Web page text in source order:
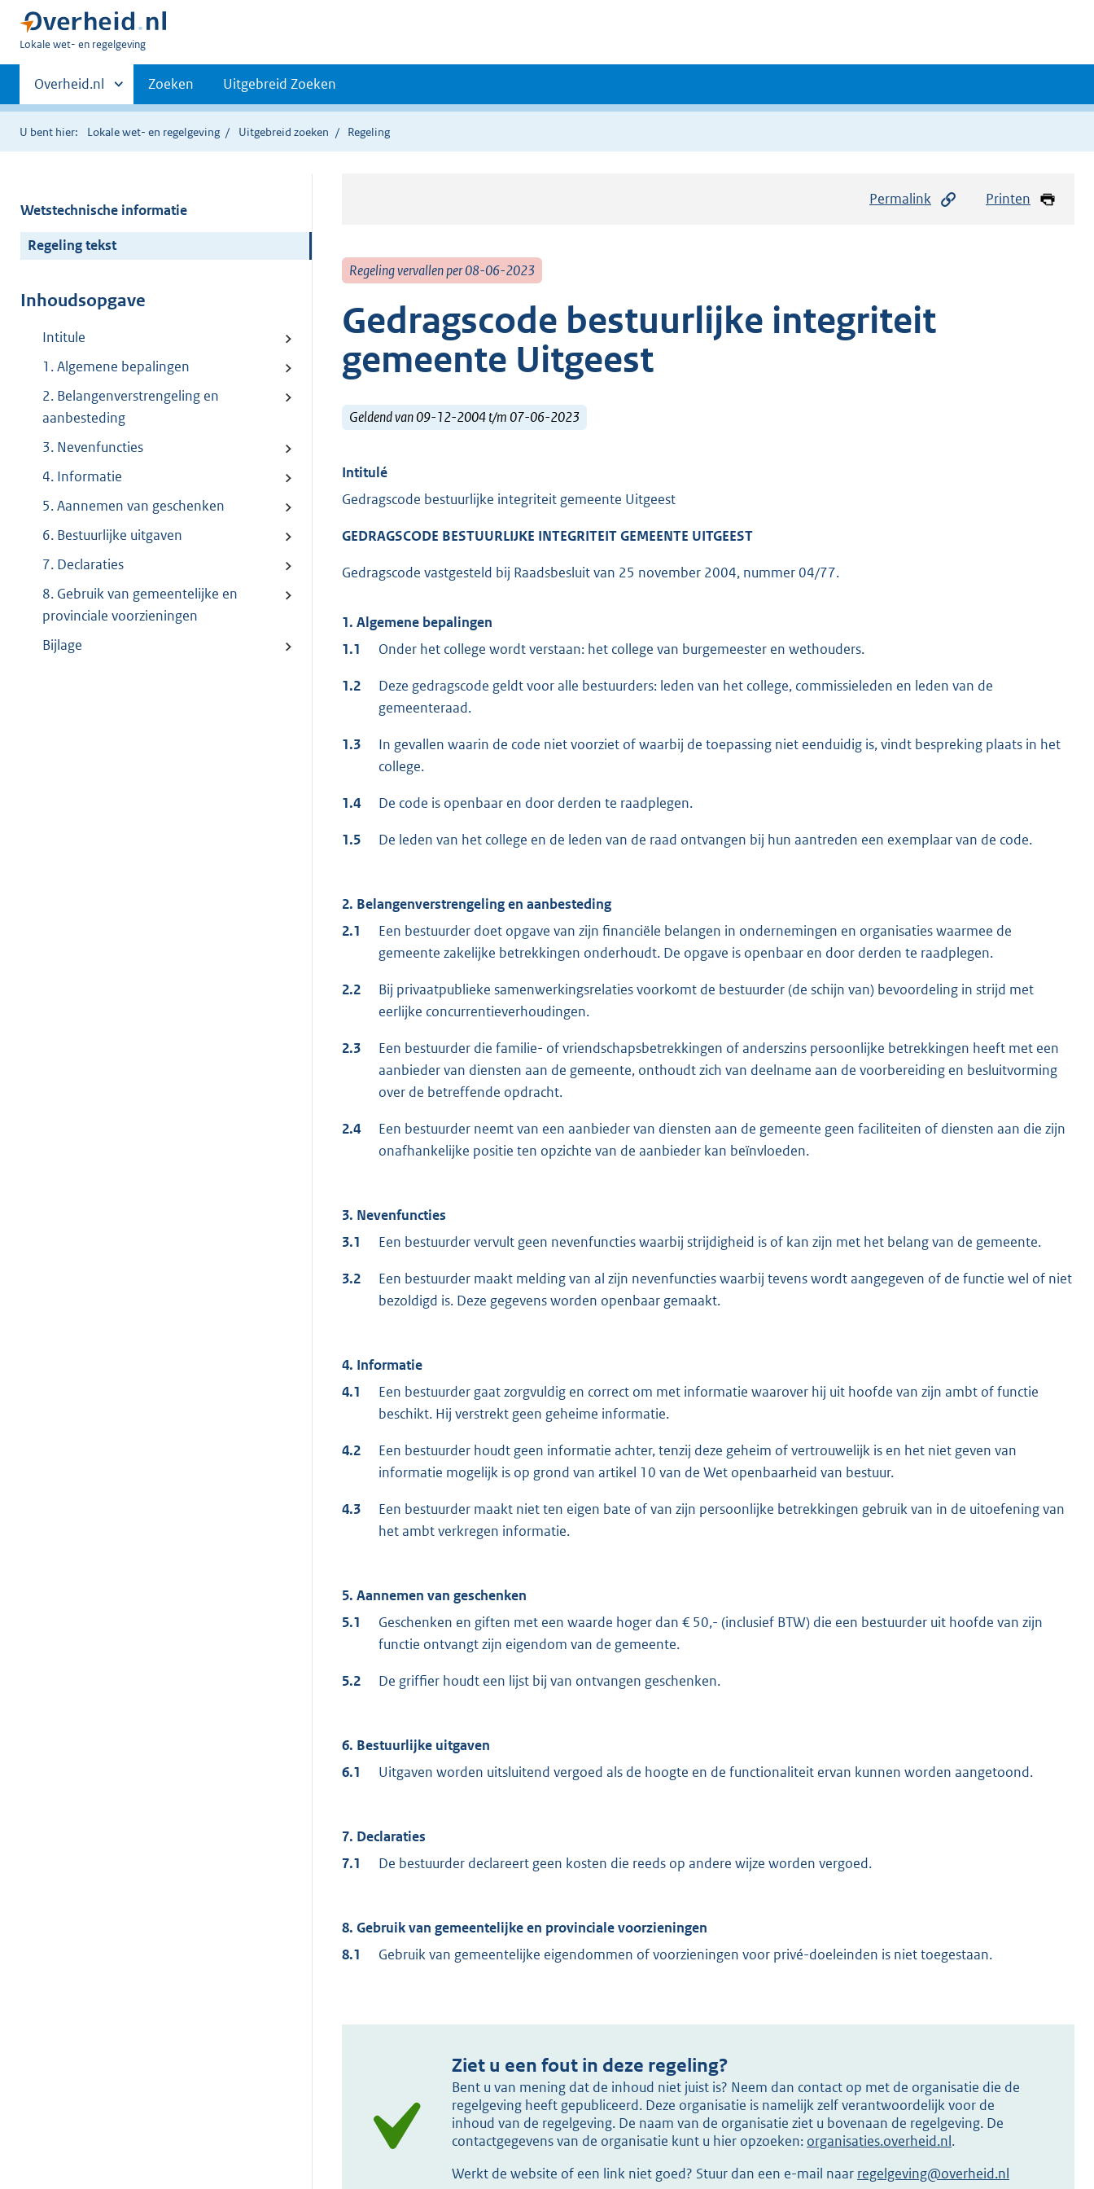
U
hier:
Lokale wet- en regelgeving
Primaire
navigatie
Andere
sites
binnen
Overheid.nl Zoeken Uitgebreid Zoeken
U bent hier: Lokale wet- en regelgeving Uitgebreid zoeken Regeling
Wetstechnische informatie
Regeling tekst
Inhoudsopgave
Intitule
1. Algemene bepalingen
2. Belangenverstrengeling en
aanbesteding
3. Nevenfuncties
4. Informatie
5. Aannemen van geschenken
6. Bestuurlijke uitgaven
7. Declaraties
8. Gebruik van gemeentelijke en
provinciale voorzieningen
Bijlage
Permalink Printen
Regeling vervallen per 08-06-2023
Gedragscode bestuurlijke integriteit
gemeente Uitgeest
Geldend van 09-12-2004 t/m 07-06-2023
Intitulé
Gedragscode bestuurlijke integriteit gemeente Uitgeest
GEDRAGSCODE BESTUURLIJKE INTEGRITEIT GEMEENTE UITGEEST
Gedragscode vastgesteld bij Raadsbesluit van 25 november 2004, nummer 04/77.
1. Algemene bepalingen
1.1
Onder het college wordt verstaan: het college van burgemeester en wethouders.
1.2
Deze gedragscode geldt voor alle bestuurders: leden van het college, commissieleden en leden van de
gemeenteraad.
1.3
In gevallen waarin de code niet voorziet of waarbij de toepassing niet eenduidig is, vindt bespreking plaats in het
college.
1.4 De code is openbaar en door derden te raadplegen.
1.5 De leden van het college en de leden van de raad ontvangen bij hun aantreden een exemplaar van de code.
2. Belangenverstrengeling en aanbesteding
2.1
Een bestuurder doet opgave van zijn financiële belangen in ondernemingen en organisaties waarmee de
gemeente zakelijke betrekkingen onderhoudt. De opgave is openbaar en door derden te raadplegen.
2.2
Bij privaatpublieke samenwerkingsrelaties voorkomt de bestuurder (de schijn van) bevoordeling in strijd met
eerlijke concurrentieverhoudingen.
2.3
Een bestuurder die familie- of vriendschapsbetrekkingen of anderszins persoonlijke betrekkingen heeft met een
aanbieder van diensten aan de gemeente, onthoudt zich van deelname aan de voorbereiding en besluitvorming
over de betreffende opdracht.
2.4
Een bestuurder neemt van een aanbieder van diensten aan de gemeente geen faciliteiten of diensten aan die zijn
onafhankelijke positie ten opzichte van de aanbieder kan beïnvloeden.
3. Nevenfuncties
3.1
Een bestuurder vervult geen nevenfuncties waarbij strijdigheid is of kan zijn met het belang van de gemeente.
3.2
Een bestuurder maakt melding van al zijn nevenfuncties waarbij tevens wordt aangegeven of de functie wel of niet
bezoldigd is. Deze gegevens worden openbaar gemaakt.
4. Informatie
4.1
Een bestuurder gaat zorgvuldig en correct om met informatie waarover hij uit hoofde van zijn ambt of functie
beschikt. Hij verstrekt geen geheime informatie.
4.2
Een bestuurder houdt geen informatie achter, tenzij deze geheim of vertrouwelijk is en het niet geven van
informatie mogelijk is op grond van artikel 10 van de Wet openbaarheid van bestuur.
4.3
Een bestuurder maakt niet ten eigen bate of van zijn persoonlijke betrekkingen gebruik van in de uitoefening van
het ambt verkregen informatie.
5. Aannemen van geschenken
5.1
Geschenken en giften met een waarde hoger dan € 50,- (inclusief BTW) die een bestuurder uit hoofde van zijn
functie ontvangt zijn eigendom van de gemeente.
5.2 De griffier houdt een lijst bij van ontvangen geschenken.
6. Bestuurlijke uitgaven
6.1
Uitgaven worden uitsluitend vergoed als de hoogte en de functionaliteit ervan kunnen worden aangetoond.
7. Declaraties
7.1
De bestuurder declareert geen kosten die reeds op andere wijze worden vergoed.
8. Gebruik van gemeentelijke en provinciale voorzieningen
8.1
Gebruik van gemeentelijke eigendommen of voorzieningen voor privé-doeleinden is niet toegestaan.
Ziet u een fout in deze regeling?
Bent u van mening dat de inhoud niet juist is? Neem dan contact op met de organisatie die de
regelgeving heeft gepubliceerd. Deze organisatie is namelijk zelf verantwoordelijk voor de
inhoud van de regelgeving. De naam van de organisatie ziet u bovenaan de regelgeving. De
contactgegevens van de organisatie kunt u hier opzoeken: organisaties.overheid.nl.
Werkt de website of een link niet goed? Stuur dan een e-mail naar regelgeving@overheid.nl